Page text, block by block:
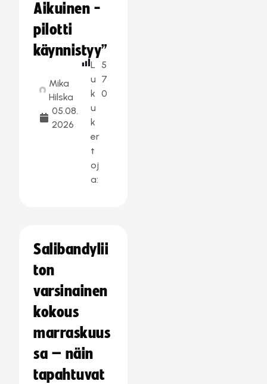
Aikuinen -
pilotti
käynnistyy”
Mika
Hilska
05.08.
2026
L
u
k
u
k
er
t
oj
a:
5
7
0
Salibandylii
ton
varsinainen
kokous
marraskuus
sa – näin
tapahtuvat